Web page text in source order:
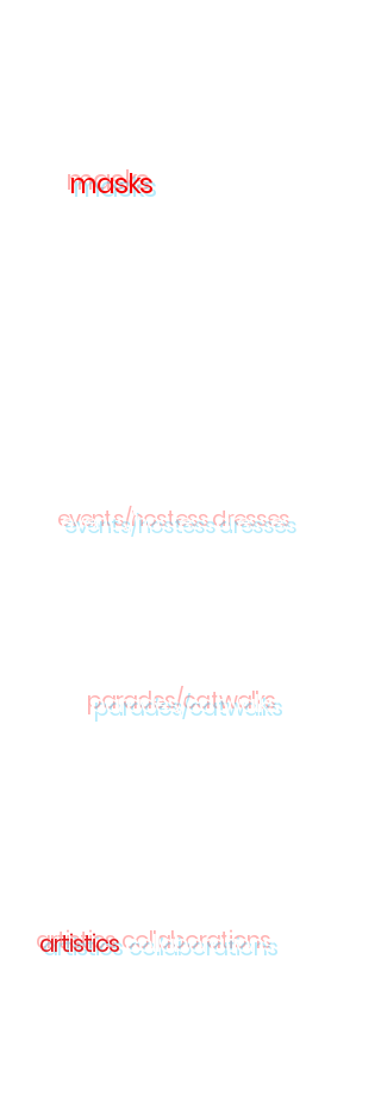
events/hostess dresses
masks
parades/catwalks
artisticscollaborations